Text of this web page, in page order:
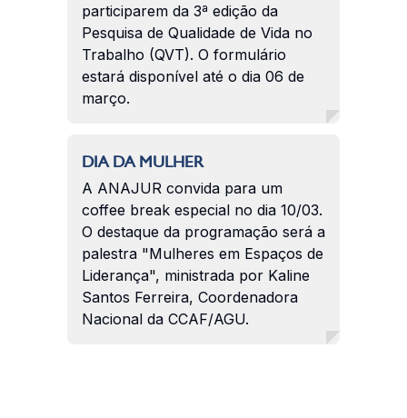
participarem da 3ª edição da
Pesquisa de Qualidade de Vida no
Trabalho (QVT). O formulário
estará disponível até o dia 06 de
março.
DIA DA MULHER
A ANAJUR convida para um
coffee break especial no dia 10/03.
O destaque da programação será a
palestra "Mulheres em Espaços de
Liderança", ministrada por Kaline
Santos Ferreira, Coordenadora
Nacional da CCAF/AGU.